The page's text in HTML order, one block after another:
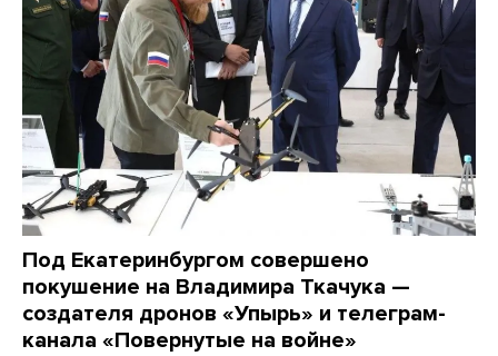
Под Екатеринбургом совершено
покушение на Владимира Ткачука —
создателя дронов «Упырь» и телеграм-
канала «Повернутые на войне»